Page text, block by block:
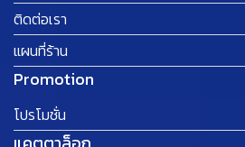
ติดต่อเรา
แผนที่ร้าน
Promotion
โปรโมชั่น